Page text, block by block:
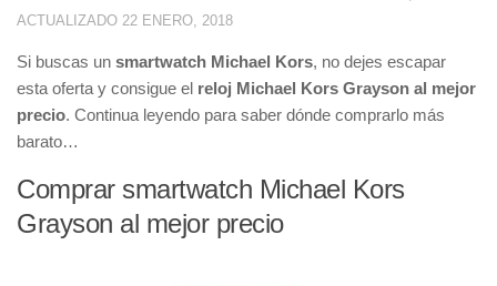
ACTUALIZADO 22 ENERO, 2018
Si buscas un smartwatch Michael Kors, no dejes escapar
esta oferta y consigue el reloj Michael Kors Grayson al mejor
precio. Continua leyendo para saber dónde comprarlo más
barato…
Comprar smartwatch Michael Kors
Grayson al mejor precio